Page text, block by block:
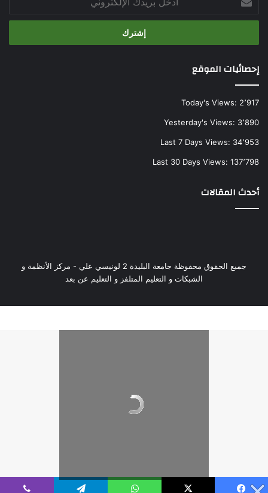
بريدك
الإلكتروني
إحصائيات الموقع
Today's Views: 2٬917
Yesterday's Views: 3٬890
Last 7 Days Views: 34٬953
Last 30 Days Views: 137٬798
أحدث المقالات
جميع الحقوق محفوظة جامعة البليدة 2 لونيسي علي - مركز الأنظمة و
الشبكات و التعليم المتلفز و التعليم عن بعد